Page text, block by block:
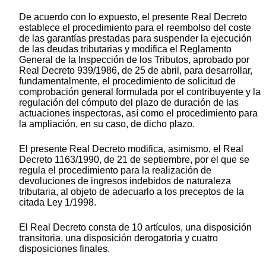
De acuerdo con lo expuesto, el presente Real Decreto
establece el procedimiento para el reembolso del coste
de las garantías prestadas para suspender la ejecución
de las deudas tributarias y modifica el Reglamento
General de la Inspección de los Tributos, aprobado por
Real Decreto 939/1986, de 25 de abril, para desarrollar,
fundamentalmente, el procedimiento de solicitud de
comprobación general formulada por el contribuyente y la
regulación del cómputo del plazo de duración de las
actuaciones inspectoras, así como el procedimiento para
la ampliación, en su caso, de dicho plazo.
El presente Real Decreto modifica, asimismo, el Real
Decreto 1163/1990, de 21 de septiembre, por el que se
regula el procedimiento para la realización de
devoluciones de ingresos indebidos de naturaleza
tributaria, al objeto de adecuarlo a los preceptos de la
citada Ley 1/1998.
El Real Decreto consta de 10 artículos, una disposición
transitoria, una disposición derogatoria y cuatro
disposiciones finales.